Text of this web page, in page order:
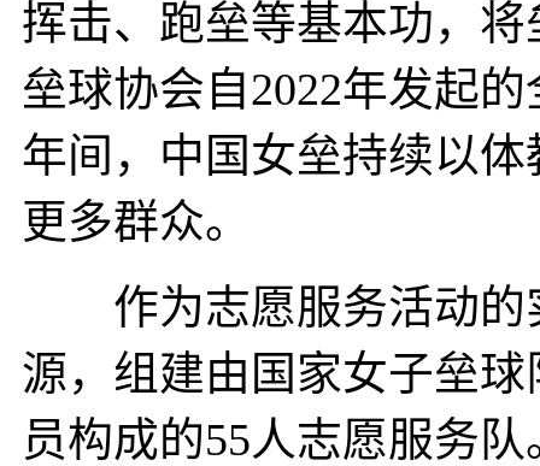
挥击、跑垒等基本功，
垒球协会自2022年发起
年间，中国女垒持续以
更多群众。
作为志愿服务活动的
源，组建由国家女子垒
员构成的55人志愿服务